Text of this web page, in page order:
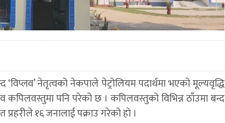
‘विप्लव’ नेतृत्वको नेकपाले पेट्रोलियम पदार्थमा भएको मूल्यवृद्धि
कपिलवस्तुमा पनि परेको छ । कपिलवस्तुको विभिन्न ठाँउमा बन्द
१६ जनालाई पक्राउ गरेको हाे ।